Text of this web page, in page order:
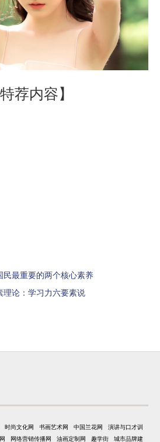
特荐内容】
民最重要的两个核心素养
理论：学习力六要素说
时尚文化网 书画艺术网 中国兰花网
演讲与口才训
网络营销传播网 油画定制网 趣学街 城市品牌建